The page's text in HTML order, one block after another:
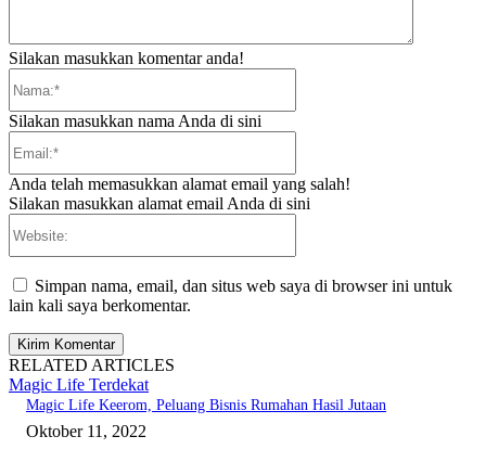
Silakan masukkan komentar anda!
Silakan masukkan nama Anda di sini
Anda telah memasukkan alamat email yang salah!
Silakan masukkan alamat email Anda di sini
Simpan nama, email, dan situs web saya di browser ini untuk
lain kali saya berkomentar.
RELATED ARTICLES
Magic Life Terdekat
Magic Life Keerom, Peluang Bisnis Rumahan Hasil Jutaan
Oktober 11, 2022